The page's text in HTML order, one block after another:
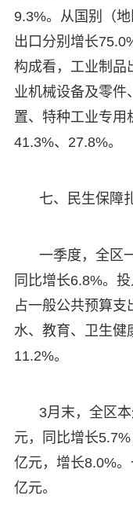
9.3%。从国别（
出口分别增长
构成看，工业制品
业机械设备及零件
置、特种工业专用
41.3%、27.8%。
七、民生保障
一季度，全区
同比增长6.8%。
占一般公共预算支
水、教育、卫生健
11.2%。
3月末，全区
元，同比增长
亿元，增长8.0%
亿元。